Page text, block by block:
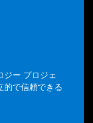
ー プロジェ
的で信頼できる